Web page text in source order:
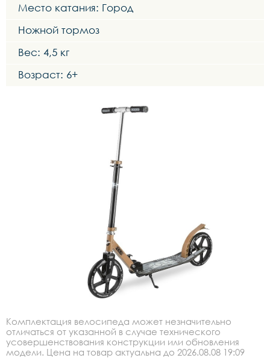
Место катания: Город
Ножной тормоз
Вес: 4,5 кг
Возраст: 6+
Комплектация велосипеда может незначительно
отличаться от указанной в случае технического
усовершенствования конструкции или обновления
модели. Цена на товар актуальна до 2026.08.08 19:09